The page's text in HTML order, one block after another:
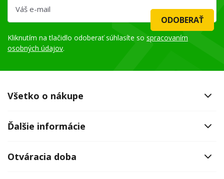
ODOBERAŤ
Kliknutím na tlačidlo odoberať súhlasíte so spracovaním
osobných údajov.
Všetko o nákupe
Ďalšie informácie
Otváracia doba